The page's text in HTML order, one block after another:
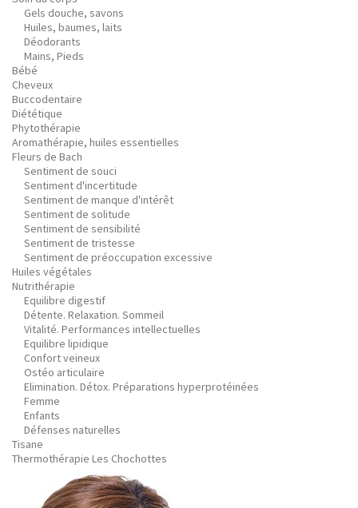
Gels douche, savons
Huiles, baumes, laits
Déodorants
Mains, Pieds
Bébé
Cheveux
Buccodentaire
Diététique
Phytothérapie
Aromathérapie, huiles essentielles
Fleurs de Bach
Sentiment de souci
Sentiment d'incertitude
Sentiment de manque d'intérêt
Sentiment de solitude
Sentiment de sensibilité
Sentiment de tristesse
Sentiment de préoccupation excessive
Huiles végétales
Nutrithérapie
Equilibre digestif
Détente. Relaxation. Sommeil
Vitalité. Performances intellectuelles
Equilibre lipidique
Confort veineux
Ostéo articulaire
Elimination. Détox. Préparations hyperprotéinées
Femme
Enfants
Défenses naturelles
Tisane
Thermothérapie Les Chochottes